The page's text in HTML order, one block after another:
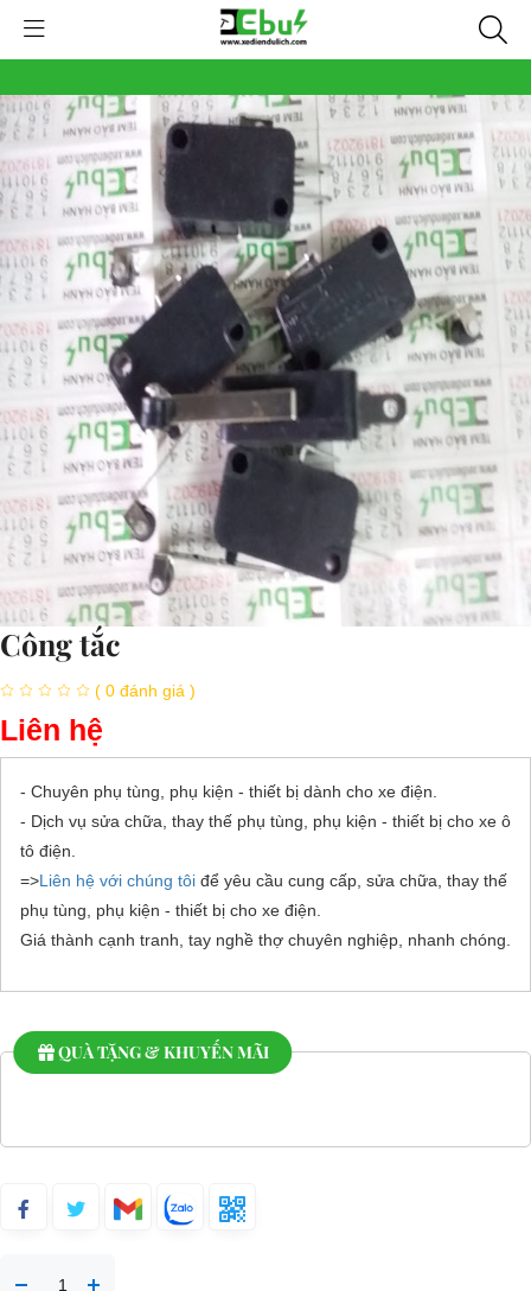
Công tắc
( 0 đánh giá )
Liên hệ
- Chuyên phụ tùng, phụ kiện - thiết bị dành cho xe điện.
- Dịch vụ sửa chữa, thay thế phụ tùng, phụ kiện - thiết bị cho xe ô
tô điện.
=>Liên hệ với chúng tôi để yêu cầu cung cấp, sửa chữa, thay thế
phụ tùng, phụ kiện - thiết bị cho xe điện.
Giá thành cạnh tranh, tay nghề thợ chuyên nghiệp, nhanh chóng.
QUÀ TẶNG & KHUYẾN MÃI